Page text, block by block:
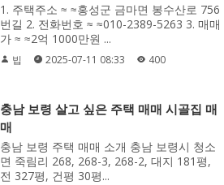
1. 주택주소 ≈ ≈홍성군 금마면 봉수산로 756
번길 2. 전화번호 ≈ ≈010-2389-5263 3. 매매
가 ≈ ≈2억 1000만원 ...
빕 2025-07-11 08:33 400
충남 보령 살고 싶은 주택 매매 시골집 매
매
충남 보령 주택 매매 소개 충남 보령시 청소
면 죽림리 268, 268-3, 268-2, 대지 181평,
전 327평, 건평 30평...